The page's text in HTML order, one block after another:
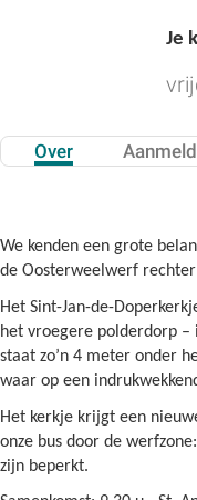
Je
Over
We kenden een grote
de Oosterweelwerf rechter
Het Sint-Jan-de-
het vroegere polderdorp –
staat zo’n 4 meter onder
waar op een
Het kerkje krijgt een
onze bus door de
zijn beperkt.